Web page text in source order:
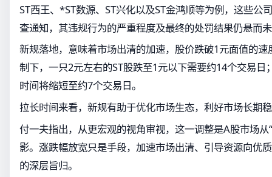
ST西王、*ST数源、ST兴化以及ST金鸿顺等为例，这些公
查通知，其违规行为的严重程度及最终的处罚结果仍悬而
新规落地，意味着市场出清的加速，股价跌破1元面值的
制下，一只2元左右的ST股跌至1元以下需要约14个交易日
时间将缩短至约7个交易日。
拉长时间来看，新规有助于优化市场生态，利好市场长期
付一夫指出，从更宏观的视角审视，这一调整是A股市场从
影。涨跌幅放宽只是手段，加速市场出清、引导资源向优
的深层旨归。